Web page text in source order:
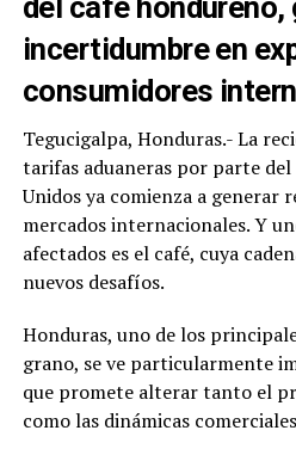
del café hondureño,
incertidumbre en
consumidores
Tegucigalpa, Honduras.- La
tarifas aduaneras por parte del
Unidos ya comienza a generar
mercados internacionales. Y
afectados es el café, cuya
nuevos desafíos.
Honduras, uno de los
grano, se ve particularmente
que promete alterar tanto el
como las dinámicas